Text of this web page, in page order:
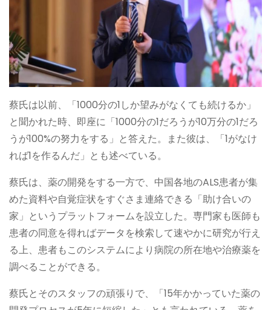
蔡氏は以前、「1000分の1しか望みがなくても続けるか」
と聞かれた時、即座に「1000分の1だろうが10万分の1だろ
うが100%の努力をする」と答えた。また彼は、「1がなけ
れば1を作るんだ」とも述べている。
蔡氏は、薬の開発をする一方で、中国各地のALS患者が集
めた資料や自覚症状をすぐさま連絡できる「助け合いの
家」というプラットフォームを設立した。専門家も医師も
患者の同意を得ればデータを検索して速やかに研究が行え
る上、患者もこのシステムにより病院の所在地や治療薬を
調べることができる。
蔡氏とそのスタッフの頑張りで、「15年かかっていた薬の